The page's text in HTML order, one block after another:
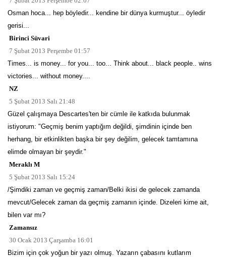
Osman hoca... hep böyledir... kendine bir dünya kurmuştur... öyledir
gerisi...
Birinci Süvari
7 Şubat 2013 Perşembe 01:57
Times... is money... for you... too... Think about... black people.. wins
victories... without money....
NZ
5 Şubat 2013 Salı 21:48
Güzel çalışmaya Descartes'ten bir cümle ile katkıda bulunmak
istiyorum: "Geçmiş benim yaptığım değildi, şimdinin içinde ben
herhang, bir etkinlikten başka bir şey değilim, gelecek tamtamına
elimde olmayan bir şeydir."
Meraklı M
5 Şubat 2013 Salı 15:24
/Şimdiki zaman ve geçmiş zaman/Belki ikisi de gelecek zamanda
mevcut/Gelecek zaman da geçmiş zamanın içinde. Dizeleri kime ait,
bilen var mı?
Zamansız
30 Ocak 2013 Çarşamba 16:01
Bizim için çok yoğun bir yazı olmuş. Yazarın çabasını kutlarım